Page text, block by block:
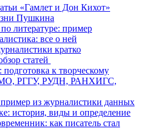
«Гамлет и Дон Кихот»
Пушкина
литературе: пример
все о ней
кратко
статей
к творческому
РГГУ, РУДН, РАНХИГС,
пример из журналистики данных
история, виды и определение
как писатель стал